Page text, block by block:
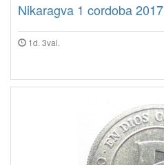
Nikaragva 1 cordoba 2017
1d. 3val.